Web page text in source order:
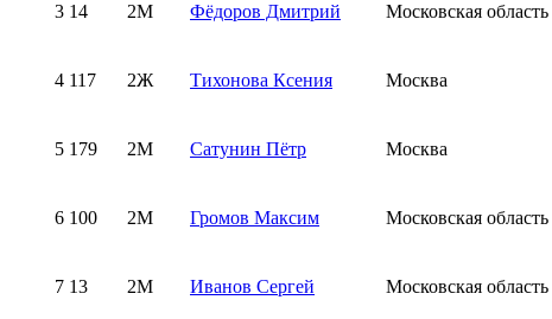
3 14 2М Фёдоров Дмитрий Московская область
4 117 2Ж Тихонова Ксения Москва
5 179 2М Сатунин Пётр Москва
6 100 2М Громов Максим Московская область
7 13 2М Иванов Сергей Московская область